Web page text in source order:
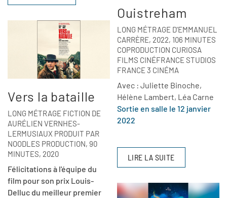
Vers la bataille
LONG MÉTRAGE FICTION DE
AURÉLIEN VERNHES-
LERMUSIAUX PRODUIT PAR
NOODLES PRODUCTION, 90
MINUTES, 2020
Félicitations à l'équipe du
film pour son prix Louis-
Delluc du meilleur premier
Ouistreham
LONG MÉTRAGE D'EMMANUEL
CARRÈRE, 2022, 106 MINUTES
COPRODUCTION CURIOSA
FILMS CINÉFRANCE STUDIOS
FRANCE 3 CINÉMA
Avec : Juliette Binoche,
Hélène Lambert, Léa Carne
Sortie en salle le 12 janvier
2022
LIRE LA SUITE